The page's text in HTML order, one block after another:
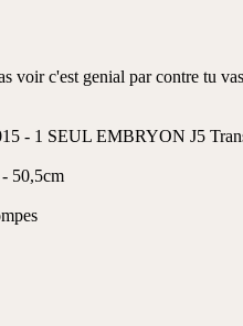
voir c'est genial par contre tu
- 1 SEUL EMBRYON J5
50,5cm